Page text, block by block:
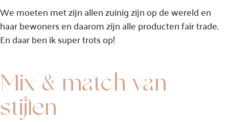
We moeten met zijn allen zuinig zijn op de wereld en
haar bewoners en daarom zijn alle producten fair trade.
En daar ben ik super trots op!
Mix & match van
stijlen